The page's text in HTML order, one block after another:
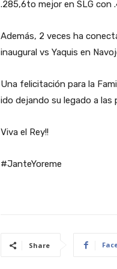
.285,6to mejor en SLG con
Además, 2 veces ha
inaugural vs Yaquis en
Una felicitación para la
ido dejando su legado a
Viva el Rey!!
#JanteYoreme
Share